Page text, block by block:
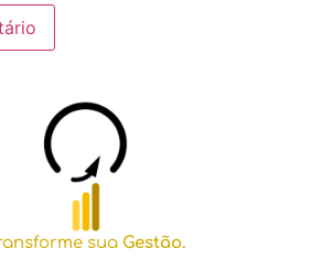
sua Gestão.